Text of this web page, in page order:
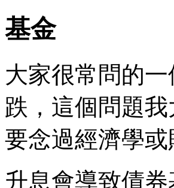
基金
大家很常問的
跌，這個問題
要念過經濟學
升息會導致債